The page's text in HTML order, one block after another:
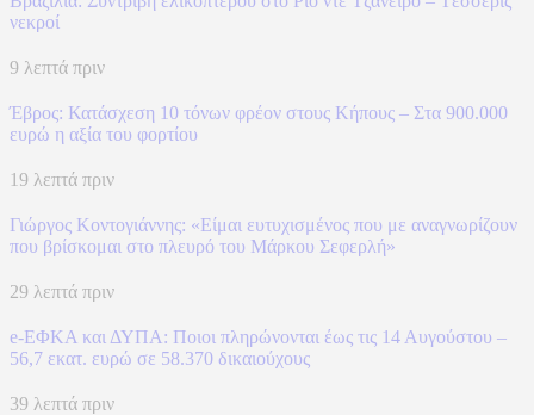
νεκροί
9 λεπτά πριν
Έβρος: Κατάσχεση 10 τόνων φρέον στους Κήπους – Στα 900.000
ευρώ η αξία του φορτίου
19 λεπτά πριν
Γιώργος Κοντογιάννης: «Είμαι ευτυχισμένος που με αναγνωρίζουν
που βρίσκομαι στο πλευρό του Μάρκου Σεφερλή»
29 λεπτά πριν
e-ΕΦΚΑ και ΔΥΠΑ: Ποιοι πληρώνονται έως τις 14 Αυγούστου –
56,7 εκατ. ευρώ σε 58.370 δικαιούχους
39 λεπτά πριν